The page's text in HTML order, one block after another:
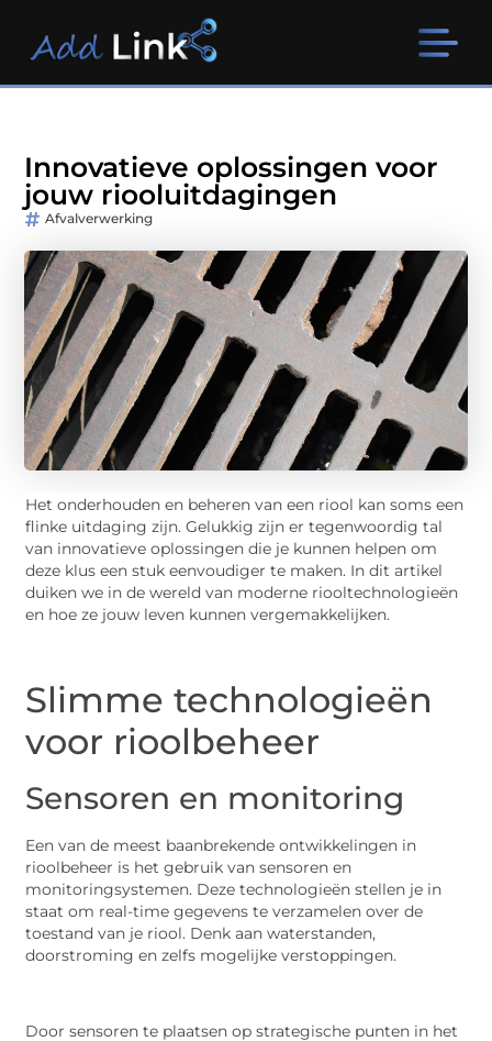
Innovatieve oplossingen voor
jouw riooluitdagingen
Afvalverwerking
Het onderhouden en beheren van een riool kan soms een
flinke uitdaging zijn. Gelukkig zijn er tegenwoordig tal
van innovatieve oplossingen die je kunnen helpen om
deze klus een stuk eenvoudiger te maken. In dit artikel
duiken we in de wereld van moderne riooltechnologieën
en hoe ze jouw leven kunnen vergemakkelijken.
Slimme technologieën
voor rioolbeheer
Sensoren en monitoring
Een van de meest baanbrekende ontwikkelingen in
rioolbeheer is het gebruik van sensoren en
monitoringsystemen. Deze technologieën stellen je in
staat om real-time gegevens te verzamelen over de
toestand van je riool. Denk aan waterstanden,
doorstroming en zelfs mogelijke verstoppingen.
Door sensoren te plaatsen op strategische punten in het